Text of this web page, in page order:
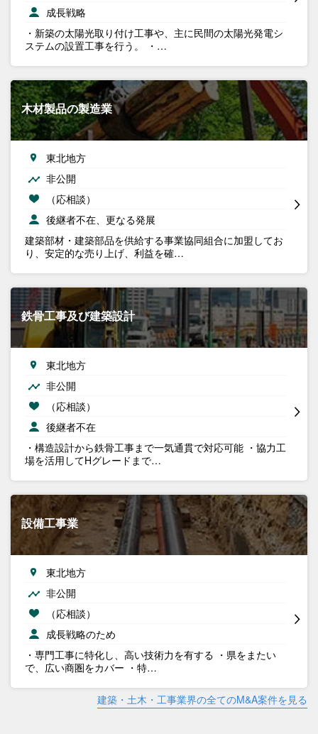
成長戦略
・新築の太陽光取り付け工事や、主に民間の太陽光発電シ
ステムの設置工事を行う。 ・…
木材製品の製造業
東北地方
非公開
（応相談）
後継者不在、更なる発展
建築部材・建築部品を供給する事業協同組合に加盟してお
り、安定的な売り上げ、利益を確…
鉄骨工事及び建築設計
東北地方
非公開
（応相談）
後継者不在
・構造設計から鉄骨工事まで一気通貫で対応可能 ・協力工
場を活用してHグレードまで…
設備工事業
東北地方
非公開
（応相談）
成長戦略のため
・専門工事に特化し、高い技術力を有する ・県をまたい
で、広い商圏をカバー ・特…
建築・土木・工事業界の全てのM&A案件を見る